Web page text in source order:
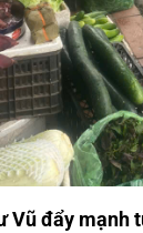
Vũ đẩy mạnh